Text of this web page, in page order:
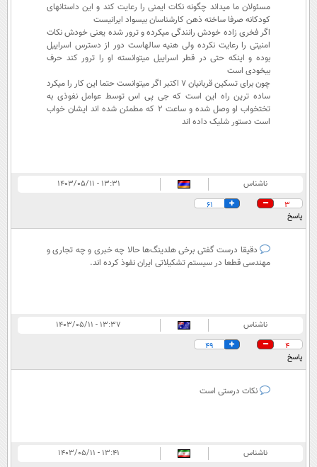
مسئولان ما میداند چگونه نکات ایمنی را رعایت کند و این داستانهای
کودکانه صرفا ساخته ذهن کارشناسان بیسواد ایرانیست
اگر فخری زاده خودش رانندگی میکرده و ترور شده یعنی خودش نکات
امنیتی را رعایت نکرده ولی هنیه سالهاست دور از دسترس اسراییل
بوده و اینکه حتی در قطر اسراییل میتوانسته او را ترور کند حرف
بیخودی است
چون برای تسکین قربانیان ۷ اکتبر اگر میتوانست حتما این کار را میکرد
ساده ترین راه این است که جی پی اس توسط عوامل نفوذی به
تختخواب او وصل شده و ساعت ۲ که مطمئن شده اند ایشان خواب
است دستور شلیک داده اند
ناشناس
۱۳:۳۱ - ۱۴۰۳/۰۵/۱۱
3
61
پاسخ
دقیقا درست گفتی برخی هلدینگ‌ها حالا چه خبری و چه تجاری و
مهندسی قطعا در سیستم تشکیلاتی ایران نفوذ کرده اند.
ناشناس
۱۳:۳۷ - ۱۴۰۳/۰۵/۱۱
4
49
پاسخ
نکات درستی است
ناشناس
۱۳:۴۱ - ۱۴۰۳/۰۵/۱۱